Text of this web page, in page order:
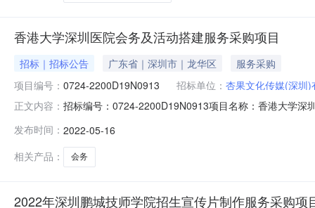
香港大学深圳医院会务及活动搭建服务采购项目
招标｜招标公告 广东省｜深圳市｜龙华区
服务采购
项目编号： 0724-2200D19N0913 招标单位： 杏果文化传媒(深圳)
正文内容： 招标编号：0724-2200D19N0913项目名称：香港大学深
0724-2200D19N0913）进行公开招标采购。现将招标结
发布时间： 2022-05-16
相关产品：
会务
2022年深圳鹏城技师学院招生宣传片制作服务采购